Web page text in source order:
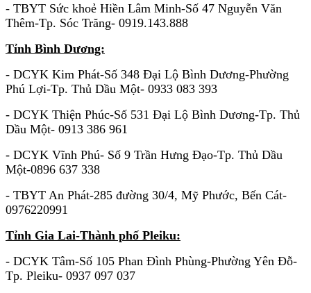
- TBYT Sức khoẻ Hiền Lâm Minh-Số 47 Nguyễn Văn
Thêm-Tp. Sóc Trăng- 0919.143.888
Tỉnh Bình Dương:
- DCYK Kim Phát-Số 348 Đại Lộ Bình Dương-Phường
Phú Lợi-Tp. Thủ Dầu Một- 0933 083 393
- DCYK Thiện Phúc-Số 531 Đại Lộ Bình Dương-Tp. Thủ
Dầu Một- 0913 386 961
- DCYK Vĩnh Phú- Số 9 Trần Hưng Đạo-Tp. Thủ Dầu
Một-0896 637 338
- TBYT An Phát-285 đường 30/4, Mỹ Phước, Bến Cát-
0976220991
Tỉnh Gia Lai-Thành phố Pleiku:
- DCYK Tâm-Số 105 Phan Đình Phùng-Phường Yên Đỗ-
Tp. Pleiku- 0937 097 037